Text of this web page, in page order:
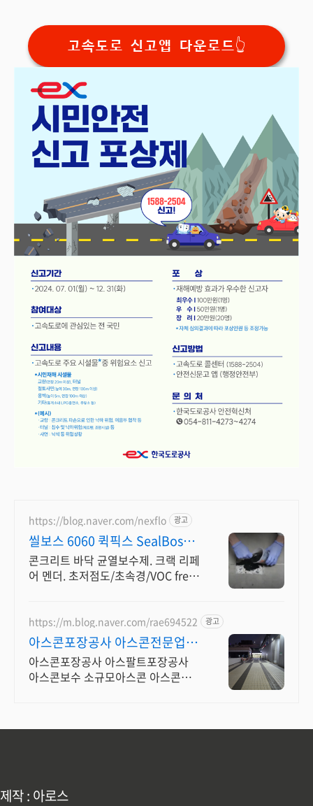
고속도로 신고앱 다운로드👆
https://blog.naver.com/nexflo 광고
씰보스 6060 퀵픽스 SealBoss
6060
콘크리트 바닥 균열보수제. 크랙 리페
어 멘더. 초저점도/초속경/VOC free.
https://m.blog.naver.com/rae694522 광고
아스콘포장공사 아스콘전문업체
아스콘스템프 시공 전문 업체
아스콘포장공사 아스팔트포장공사
아스콘보수 소규모아스콘 아스콘스
제작 : 아로스